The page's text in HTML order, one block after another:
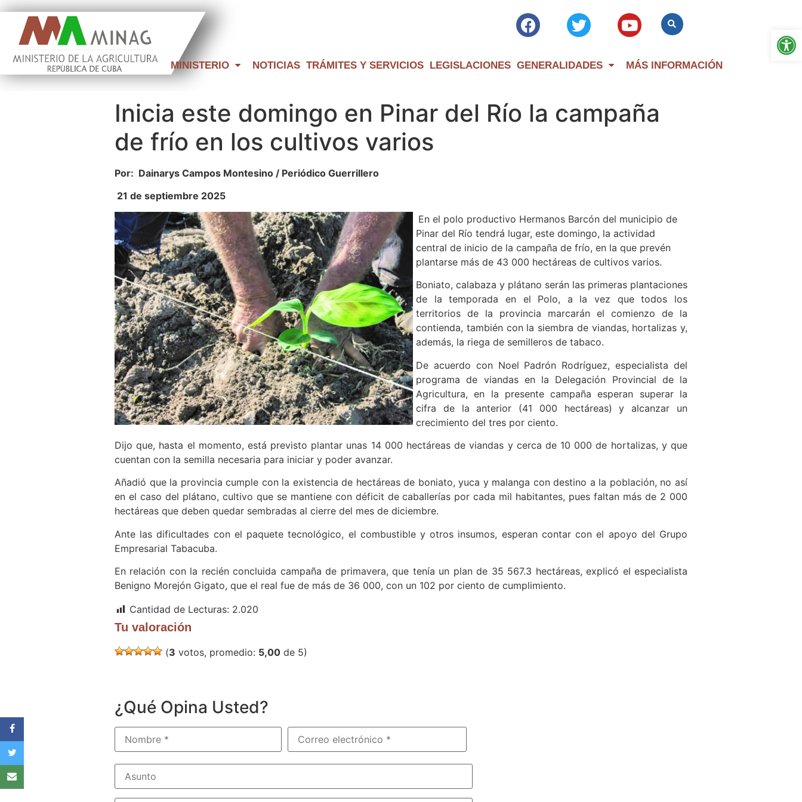
MINISTERIO NOTICIAS TRÁMITES Y SERVICIOS LEGISLACIONES GENERALIDADES MÁS INFORMACIÓN
Inicia este domingo en Pinar del Río la campaña
de frío en los cultivos varios
Por: Dainarys Campos Montesino / Periódico Guerrillero
21 de septiembre 2025
En el polo productivo Hermanos Barcón del municipio de
Pinar del Río tendrá lugar, este domingo, la actividad
central de inicio de la campaña de frío, en la que prevén
plantarse más de 43 000 hectáreas de cultivos varios.
Boniato, calabaza y plátano serán las primeras plantaciones
de la temporada en el Polo, a la vez que todos los
territorios de la provincia marcarán el comienzo de la
contienda, también con la siembra de viandas, hortalizas y,
además, la riega de semilleros de tabaco.
De acuerdo con Noel Padrón Rodríguez, especialista del
programa de viandas en la Delegación Provincial de la
Agricultura, en la presente campaña esperan superar la
cifra de la anterior (41 000 hectáreas) y alcanzar un
crecimiento del tres por ciento.
Dijo que, hasta el momento, está previsto plantar unas 14 000 hectáreas de viandas y cerca de 10 000 de hortalizas, y que
cuentan con la semilla necesaria para iniciar y poder avanzar.
Añadió que la provincia cumple con la existencia de hectáreas de boniato, yuca y malanga con destino a la población, no así
en el caso del plátano, cultivo que se mantiene con déficit de caballerías por cada mil habitantes, pues faltan más de 2 000
hectáreas que deben quedar sembradas al cierre del mes de diciembre.
Ante las dificultades con el paquete tecnológico, el combustible y otros insumos, esperan contar con el apoyo del Grupo
Empresarial Tabacuba.
En relación con la recién concluida campaña de primavera, que tenía un plan de 35 567.3 hectáreas, explicó el especialista
Benigno Morejón Gigato, que el real fue de más de 36 000, con un 102 por ciento de cumplimiento.
Cantidad de Lecturas: 2.020
Tu valoración
(3 votos, promedio: 5,00 de 5)
¿Qué Opina Usted?